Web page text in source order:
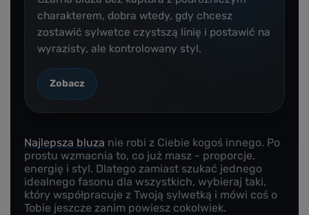
charakterem, dobra wtedy, gdy chcesz
zostawić sylwetce czystszą linię i postawić na
wyrazisty, ale kontrolowany styl.
Zobacz
Najlepsza bluza nie robi z Ciebie kogoś innego. Po
prostu wzmacnia to, co już masz - proporcje,
energię i styl. Dlatego zamiast szukać jednego
idealnego fasonu dla wszystkich, wybieraj taki,
który współpracuje z Twoją sylwetką i mówi coś o
Tobie jeszcze zanim powiesz cokolwiek.